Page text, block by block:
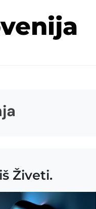
Živeti.